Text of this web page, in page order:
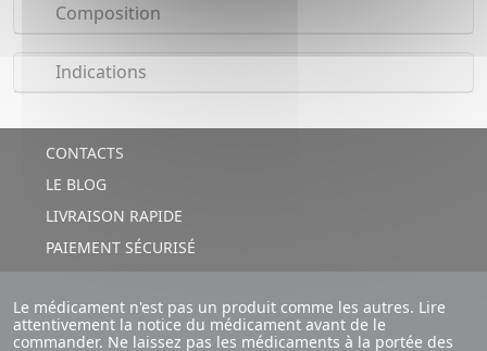
Composition
Indications
CONTACTS
LE BLOG
LIVRAISON RAPIDE
PAIEMENT SÉCURISÉ
Le médicament n'est pas un produit comme les autres. Lire
attentivement la notice du médicament avant de le
commander. Ne laissez pas les médicaments à la portée des